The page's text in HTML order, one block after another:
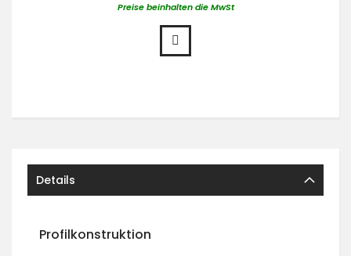
Preise beinhalten die MwSt
Details